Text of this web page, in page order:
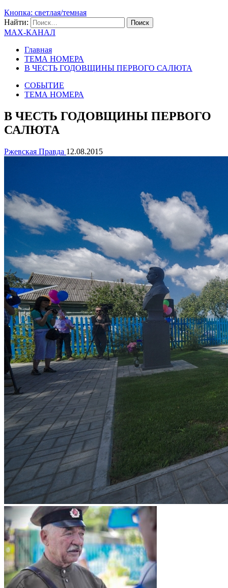
Кнопка: светлая/темная
Найти:
MAX-КАНАЛ
Главная
ТЕМА НОМЕРА
В ЧЕСТЬ ГОДОВЩИНЫ ПЕРВОГО САЛЮТА
СОБЫТИЕ
ТЕМА НОМЕРА
В ЧЕСТЬ ГОДОВЩИНЫ ПЕРВОГО
САЛЮТА
Ржевская Правда 12.08.2015